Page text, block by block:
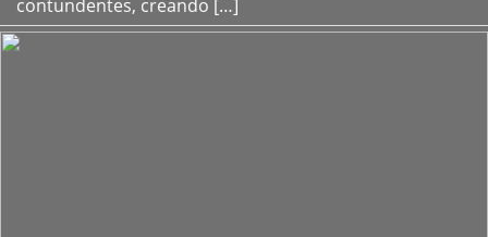
contundentes, creando […]